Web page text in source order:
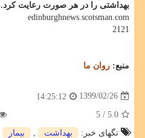
بهداشتی را در هر صورت رعایت کرد.
edinburghnews.scotsman.com
2121
منبع: روان ما
1399/02/26
14:25:12
5.0
/ 5
تگهای خبر:
بهداشت بیمار